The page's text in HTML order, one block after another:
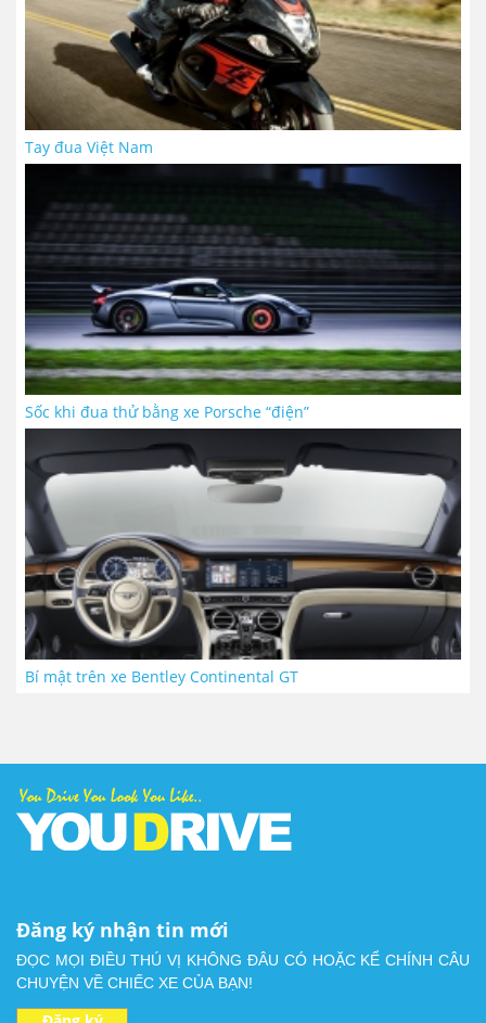
Tay đua Việt Nam
Sốc khi đua thử bằng xe Porsche “điện”
Bí mật trên xe Bentley Continental GT
Đăng ký nhận tin mới
ĐỌC MỌI ĐIỀU THÚ VỊ KHÔNG ĐÂU CÓ HOẶC KỂ CHÍNH CÂU